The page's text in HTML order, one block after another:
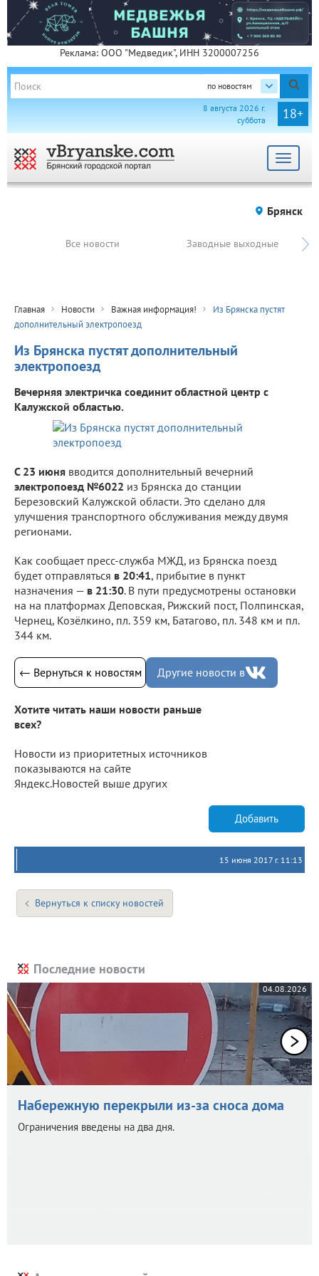
Реклама: ООО "Медведик", ИНН 3200007256
по новостям
18+
8 августа 2026 г.
суббота
Toggle
Брянск
Все новости Заводные выходные
Главная Новости Важная информация!
Из Брянска пустят
дополнительный электропоезд
Из Брянска пустят дополнительный
электропоезд
Вечерняя электричка соединит областной центр с
Калужской областью.
С 23 июня вводится дополнительный вечерний
электропоезд №6022 из Брянска до станции
Березовский Калужской области. Это сделано для
улучшения транспортного обслуживания между двумя
регионами.
Как сообщает пресс-служба МЖД, из Брянска поезд
будет отправляться в 20:41, прибытие в пункт
назначения — в 21:30. В пути предусмотрены остановки
на на платформах Деповская, Рижский пост, Полпинская,
Чернец, Козёлкино, пл. 359 км, Батагово, пл. 348 км и пл.
344 км.
← Вернуться к новостям Другие новости в
Хотите читать наши новости раньше
всех?
Новости из приоритетных источников
показываются на сайте
Яндекс.Новостей выше других
Добавить
15 июня 2017 г. 11:13
Вернуться к списку новостей
Последние новости
04.08.2026
Набережную перекрыли из-за сноса дома
Ограничения введены на два дня.